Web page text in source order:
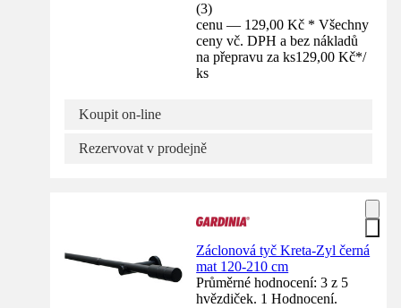
(3)
cenu — 129,00 Kč * Všechny
ceny vč. DPH a bez nákladů
na přepravu za ks129,00 Kč*/
ks
Koupit on-line
Rezervovat v prodejně
Záclonová tyč Kreta-Zyl černá
mat 120-210 cm
Průměrné hodnocení: 3 z 5
hvězdiček. 1 Hodnocení.